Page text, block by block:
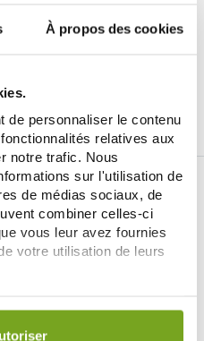
À propos des cookies
de personnaliser le contenu
relatives aux
notre trafic. Nous
sur l'utilisation de
de médias sociaux, de
combiner celles-ci
vous leur avez fournies
votre utilisation de leurs
est conservé pendant une
Pinterest Tiktok